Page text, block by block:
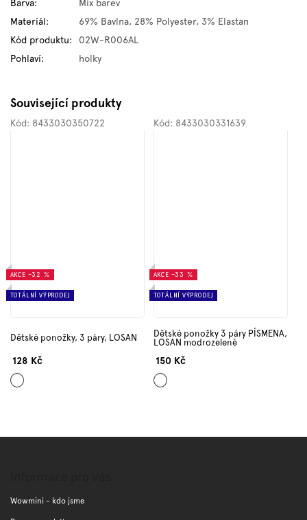
Barva:
Mix barev
Materiál:
69% Bavlna, 28% Polyester, 3% Elastan
Kód produktu:
02W-R006AL
Pohlaví: holky
Související produkty
AKCE –32 %
TOTÁLNÍ VÝPRODEJ
Dětské ponožky, 3 páry, LOSAN
128 Kč
Mix
barev
Kód: 8433030350722
AKCE –33 %
TOTÁLNÍ VÝPRODEJ
Dětské ponožky 3 páry PÍSMENA,
LOSAN modrozelené
150 Kč
Mix
barev
Kód: 8433030331639
Wowmini - kdo jsme